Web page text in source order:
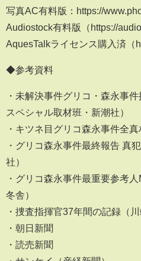
写真AC有料版：https://
Audiostock有料版（https://
AquesTalkライセンス購入済（
◆参考資料
・未解決事件グリコ・森永事
スペシャル取材班・新潮社）
・キツネ目グリコ森永事件全
・グリコ森永事件最終報告 真
社）
・グリコ森永事件最重要参考
冬舎）
・捜査指揮官37年間の記録（
・朝日新聞
・読売新聞